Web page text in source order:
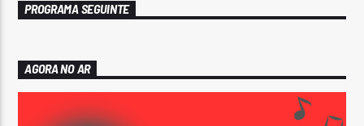
PROGRAMA SEGUINTE
AGORA NO AR